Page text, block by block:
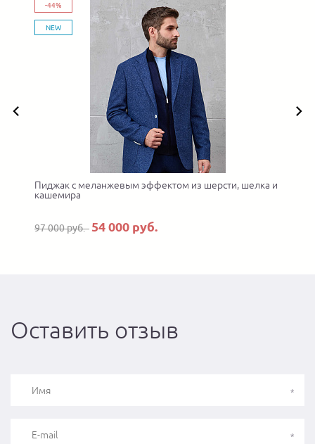
-44%
NEW
Пиджак с меланжевым эффектом из шерсти, шелка и
кашемира
97 000 руб. 54 000 руб.
Оставить отзыв